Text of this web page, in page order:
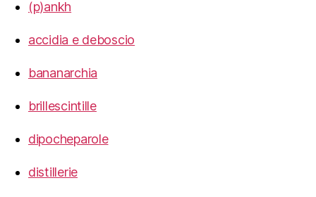
(p)ankh
accidia e deboscio
bananarchia
brillescintille
dipocheparole
distillerie